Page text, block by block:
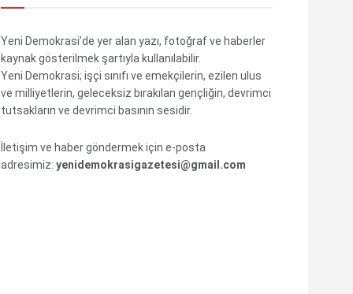
Yeni Demokrasi’de yer alan yazı, fotoğraf ve haberler
kaynak gösterilmek şartıyla kullanılabilir.
Yeni Demokrasi; işçi sınıfı ve emekçilerin, ezilen ulus
ve milliyetlerin, geleceksiz bırakılan gençliğin, devrimci
tutsakların ve devrimci basının sesidir.
İletişim ve haber göndermek için e-posta
adresimiz: yenidemokrasigazetesi@gmail.com